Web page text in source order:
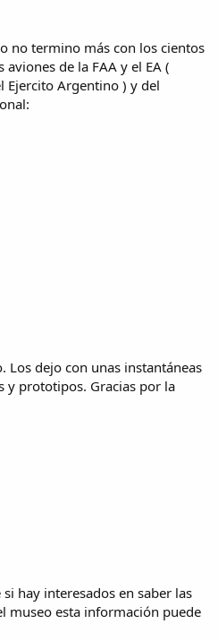
no termino más con los cientos
de la FAA y el EA (
Ejercito Argentino ) y del
Los dejo con unas instantáneas
y prototipos. Gracias por la
hay interesados en saber las
museo esta información puede